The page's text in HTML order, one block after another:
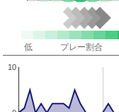
低 プレー割合
10